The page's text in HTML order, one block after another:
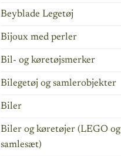
Beyblade Legetøj
Bijoux med perler
Bil- og køretøjsmerker
Bilegetøj og samlerobjekter
Biler
Biler og køretøjer (LEGO og
samlesæt)